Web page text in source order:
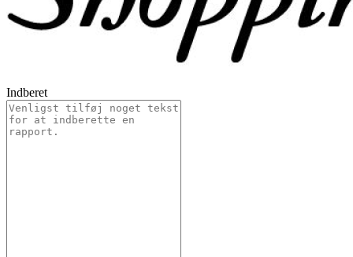
Indberet